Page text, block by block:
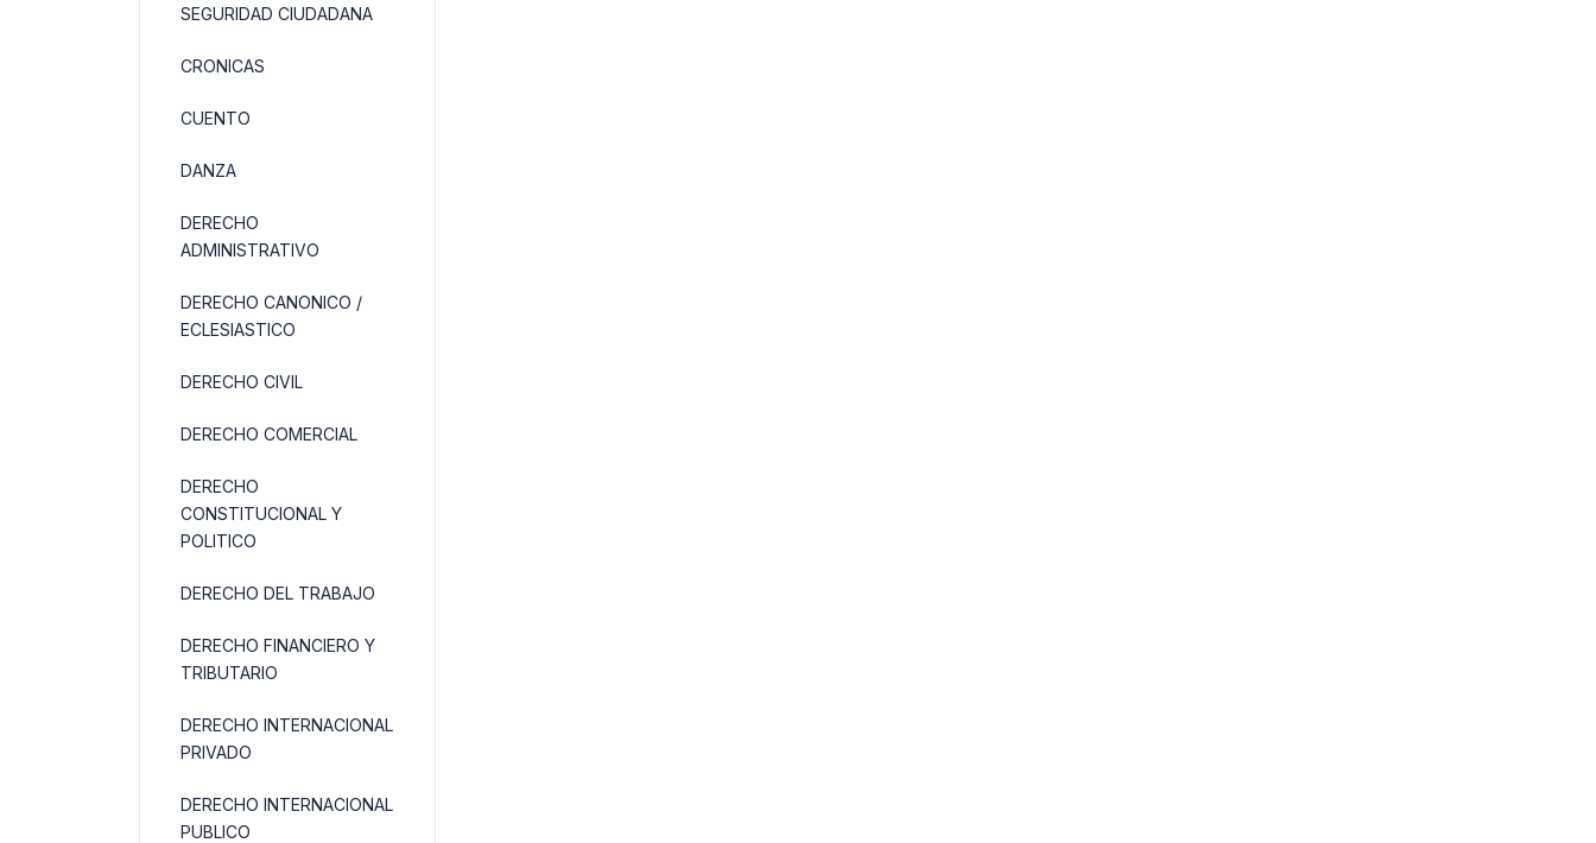
SEGURIDAD CIUDADANA
CRONICAS
CUENTO
DANZA
DERECHO
ADMINISTRATIVO
DERECHO CANONICO /
ECLESIASTICO
DERECHO CIVIL
DERECHO COMERCIAL
DERECHO
CONSTITUCIONAL Y
POLITICO
DERECHO DEL TRABAJO
DERECHO FINANCIERO Y
TRIBUTARIO
DERECHO INTERNACIONAL
PRIVADO
DERECHO INTERNACIONAL
PUBLICO